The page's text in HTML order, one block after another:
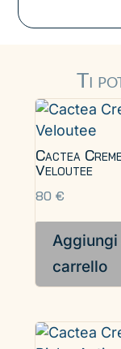
Ti
Cactea
Veloutee
80 €
Aggiungi
carrello